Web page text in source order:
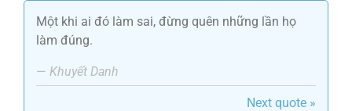
Một khi ai đó làm sai, đừng quên những lần họ
làm đúng.
— Khuyết Danh
Next quote »